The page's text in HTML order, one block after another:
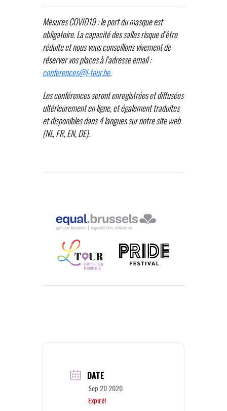
Mesures COVID19 : le port du masque est
obligatoire. La capacité des salles risque d’être
réduite et nous vous conseillons vivement de
réserver vos places à l’adresse email :
conferences@l-tour.be.
Les conférences seront enregistrées et diffusées
ultérieurement en ligne, et également traduites
et disponibles dans 4 langues sur notre site web
(NL, FR, EN, DE).
DATE
Sep 20 2020
Expiré!